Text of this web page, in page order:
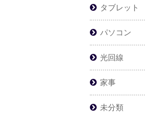
タブレット
パソコン
光回線
家事
未分類